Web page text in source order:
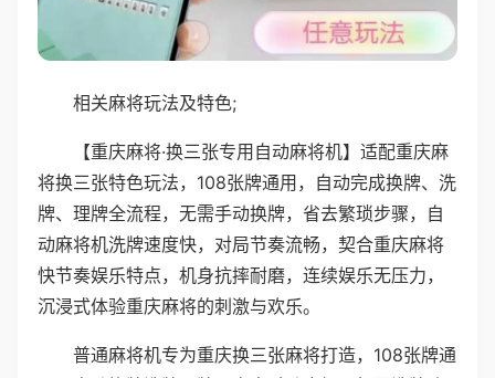
相关麻将玩法及特色;
【重庆麻将·换三张专用自动麻将机】适配重庆麻
将换三张特色玩法，108张牌通用，自动完成换牌、洗
牌、理牌全流程，无需手动换牌，省去繁琐步骤，自
动麻将机洗牌速度快，对局节奏流畅，契合重庆麻将
快节奏娱乐特点，机身抗摔耐磨，连续娱乐无压力，
沉浸式体验重庆麻将的刺激与欢乐。
普通麻将机专为重庆换三张麻将打造，108张牌通